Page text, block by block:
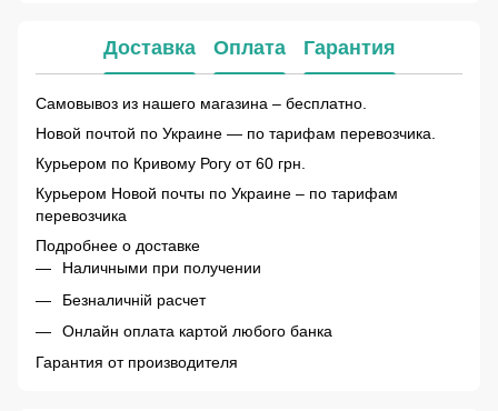
Доставка Оплата Гарантия
Самовывоз из нашего магазина – бесплатно.
Новой почтой по Украине — по тарифам перевозчика.
Курьером по Кривому Рогу от 60 грн.
Курьером Новой почты по Украине – по тарифам
перевозчика
Подробнее о доставке
Наличными при получении
Безналичній расчет
Онлайн оплата картой любого банка
Гарантия от производителя